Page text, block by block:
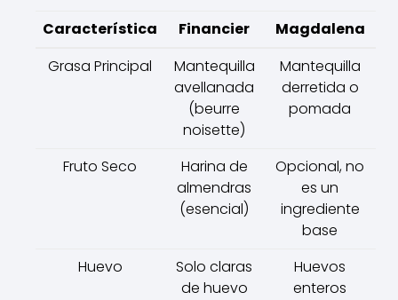
Característica Financier
Magdalena
Grasa Principal
Mantequilla
avellanada
(beurre
noisette)
Mantequilla
derretida o
pomada
Fruto Seco
Harina de
almendras
(esencial)
Opcional, no
es un
ingrediente
base
Huevo
Solo claras
de huevo
Huevos
enteros